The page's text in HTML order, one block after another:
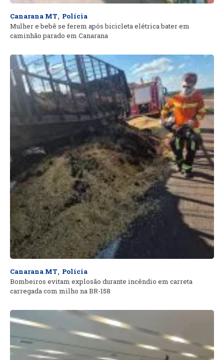
Canarana MT, Polícia
Mulher e bebê se ferem após bicicleta elétrica bater em
caminhão parado em Canarana
Canarana MT, Polícia
Bombeiros evitam explosão durante incêndio em carreta
carregada com milho na BR-158